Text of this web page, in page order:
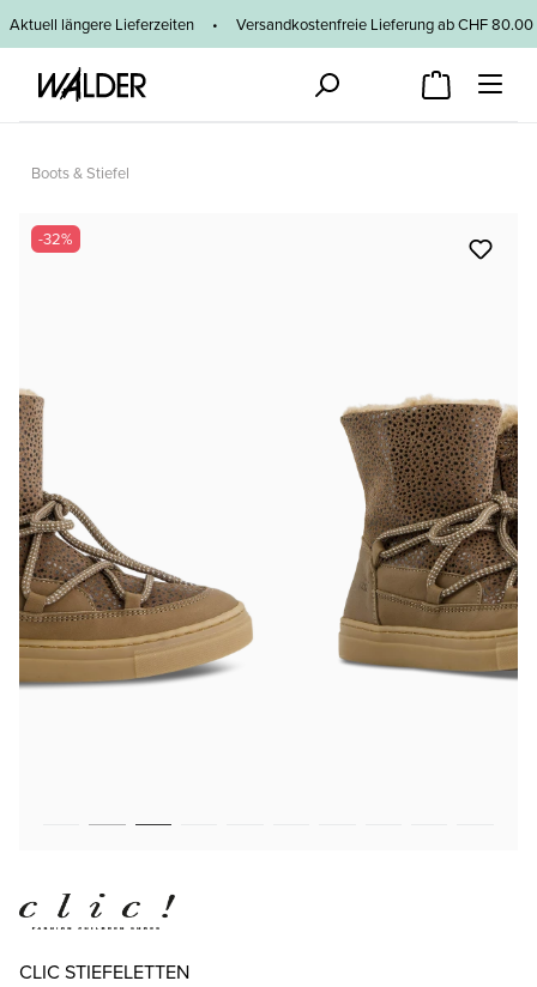
Zum Hauptinhalt springen
Aktuell längere Lieferzeiten • Versandkostenfreie Lieferung ab CHF
Boots & Stiefel
Bildergalerie überspringen
-32%
CLIC STIEFELETTEN